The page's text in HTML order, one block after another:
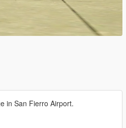
in San Fierro Airport.